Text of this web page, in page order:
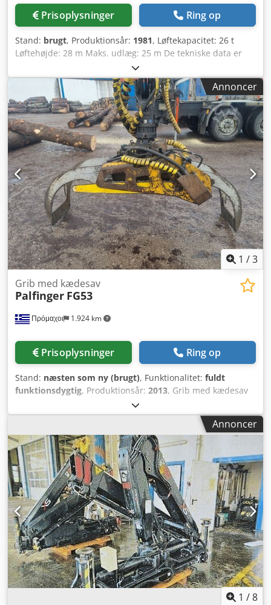
Prisoplysninger Ring op
Stand: brugt, Produktionsår: 1981, Løftekapacitet: 26 t
Løftehøjde: 28 m Maks. udlæg: 25 m De tekniske data er
oplysninger fra producenten eller operatøren og er derfor
ikke bindende for os. Mellemsalg forbeholdes;
udelukkende vores forretnings- og salgsbetingelser er
gældende. Om os over 400 egne maskiner på lager over
15.000 m² lagerplads, krankapacitet 70 t over 10.000
tilbehørsartikler til dit værksted Hvis du ønsker at sælge
maskiner, produktionslinjer eller din virksomhed, kontakt
os gerne. Flere tilbud finder du på vores hjemmeside.
Besigtigelse mulig efter aftale. Vi ser frem til dit besøg. Dit
Markus Hirsch Team Codeytx R Tepfx Ah Hsrf
Annoncer
1 /3
Πρόμαχοι 1.924 km
Grib med kædesav
Palfinger FG53
Prisoplysninger Ring op
Stand: næsten som ny (brugt), Funktionalitet: fuldt
funktionsdygtig, Produktionsår: 2013, Grib med kædesav
Annoncer
1 /8